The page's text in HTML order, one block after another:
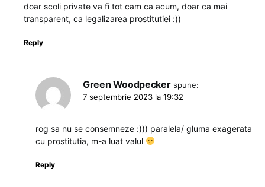
doar scoli private va fi tot cam ca acum, doar ca mai
transparent, ca legalizarea prostitutiei :))
Reply
Green Woodpecker spune:
7 septembrie 2023 la 19:32
rog sa nu se consemneze :))) paralela/ gluma exagerata
cu prostitutia, m-a luat valul
Reply